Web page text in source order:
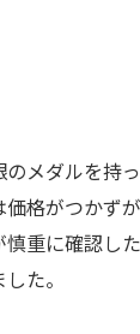
メダルを持
格がつかず
重に確認し
た。